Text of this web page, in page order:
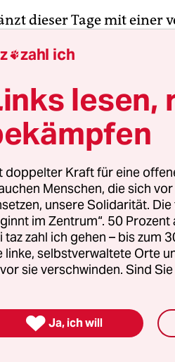
dieser Tage mit einer
Juniorpartner der
werden
und sein Kabinett
der
Nationalrat haben.
zahl ich
lesen,
doppelter Kraft für eine
Menschen, die sich
unsere Solidarität.
im Zentrum“. 50
taz zahl ich gehen – bis zum
linke, selbstverwaltete Orte
sie verschwinden. Sind
 Ja, ich will